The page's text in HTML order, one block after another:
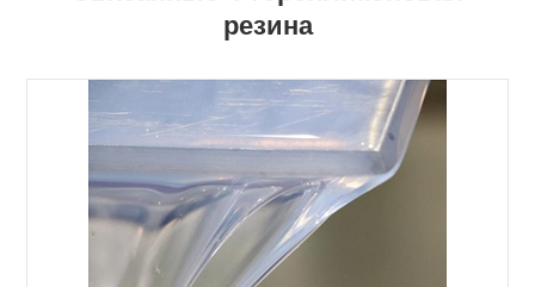
резина